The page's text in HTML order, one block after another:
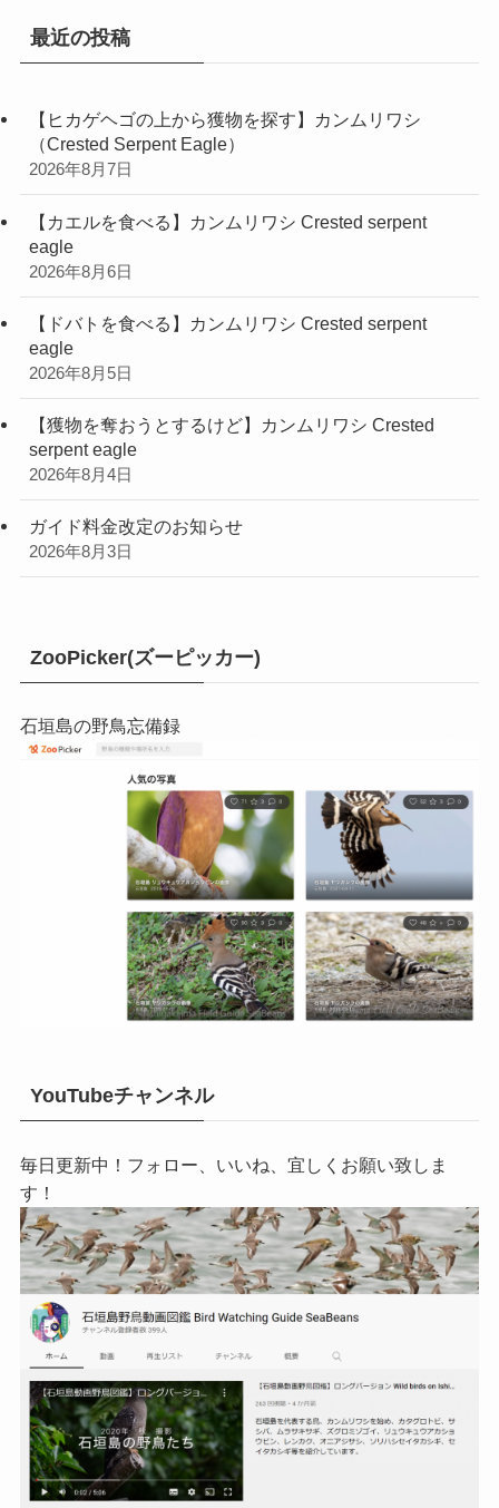
最近の投稿
【ヒカゲヘゴの上から獲物を探す】カンムリワシ
（Crested Serpent Eagle）
2026年8月7日
【カエルを食べる】カンムリワシ Crested serpent
eagle
2026年8月6日
【ドバトを食べる】カンムリワシ Crested serpent
eagle
2026年8月5日
【獲物を奪おうとするけど】カンムリワシ Crested
serpent eagle
2026年8月4日
ガイド料金改定のお知らせ
2026年8月3日
ZooPicker(ズーピッカー)
石垣島の野鳥忘備録
YouTubeチャンネル
毎日更新中！フォロー、いいね、宜しくお願い致しま
す！